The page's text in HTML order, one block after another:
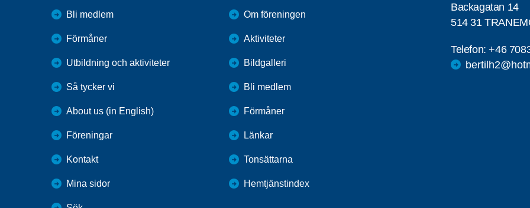
Bli medlem
Förmåner
Utbildning och aktiviteter
Så tycker vi
About us (in English)
Föreningar
Kontakt
Mina sidor
Om föreningen
Aktiviteter
Bildgalleri
Bli medlem
Förmåner
Länkar
Tonsättarna
Hemtjänstindex
Backagatan 14
514 31
Telefon:+46